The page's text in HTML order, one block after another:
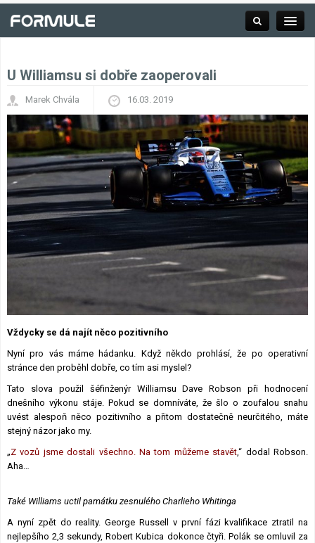
Závodní série
Kalendář F1
Výsledky F1
Týmy a jezdci F1
Okruhy F1
U Williamsu si dobře zaoperovali
Marek Chvála 16.03. 2019
Vždycky se dá najít něco pozitivního
Nyní pro vás máme hádanku. Když někdo prohlásí, že po operativní
stránce den proběhl dobře, co tím asi myslel?
Tato slova použil šéfinženýr Williamsu Dave Robson při hodnocení
dnešního výkonu stáje. Pokud se domníváte, že šlo o zoufalou snahu
uvést alespoň něco pozitivního a přitom dostatečně neurčitého, máte
stejný názor jako my.
„Z vozů jsme dostali všechno. Na tom můžeme stavět,“ dodal Robson.
Aha…
Také Williams uctil památku zesnulého Charlieho Whitinga
A nyní zpět do reality. George Russell v první fázi kvalifikace ztratil na
nejlepšího 2,3 sekundy, Robert Kubica dokonce čtyři. Polák se omluvil za